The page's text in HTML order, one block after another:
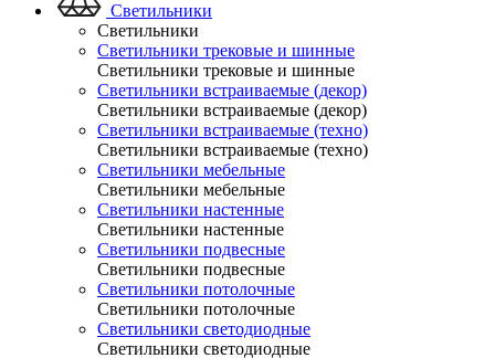
Светильники
Светильники
Светильники трековые и шинные
Светильники трековые и шинные
Светильники встраиваемые (декор)
Светильники встраиваемые (декор)
Светильники встраиваемые (техно)
Светильники встраиваемые (техно)
Светильники мебельные
Светильники мебельные
Светильники настенные
Светильники настенные
Светильники подвесные
Светильники подвесные
Светильники потолочные
Светильники потолочные
Светильники светодиодные
Светильники светодиодные